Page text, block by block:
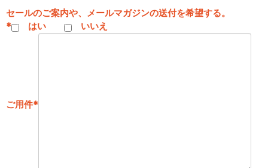
セールのご案内や、メールマガジンの送付を希望する。
*
はい いいえ
ご用件*